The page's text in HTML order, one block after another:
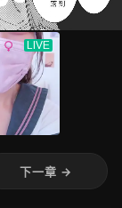
下一章 →